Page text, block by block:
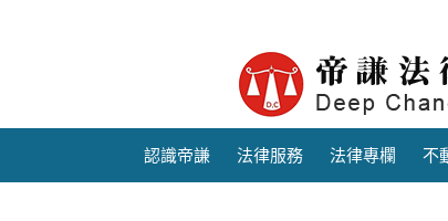
認識帝謙 法律服務 法律專欄 不